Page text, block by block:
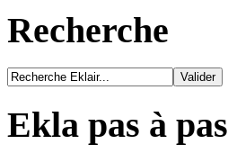
Recherche
Ekla pas à pas